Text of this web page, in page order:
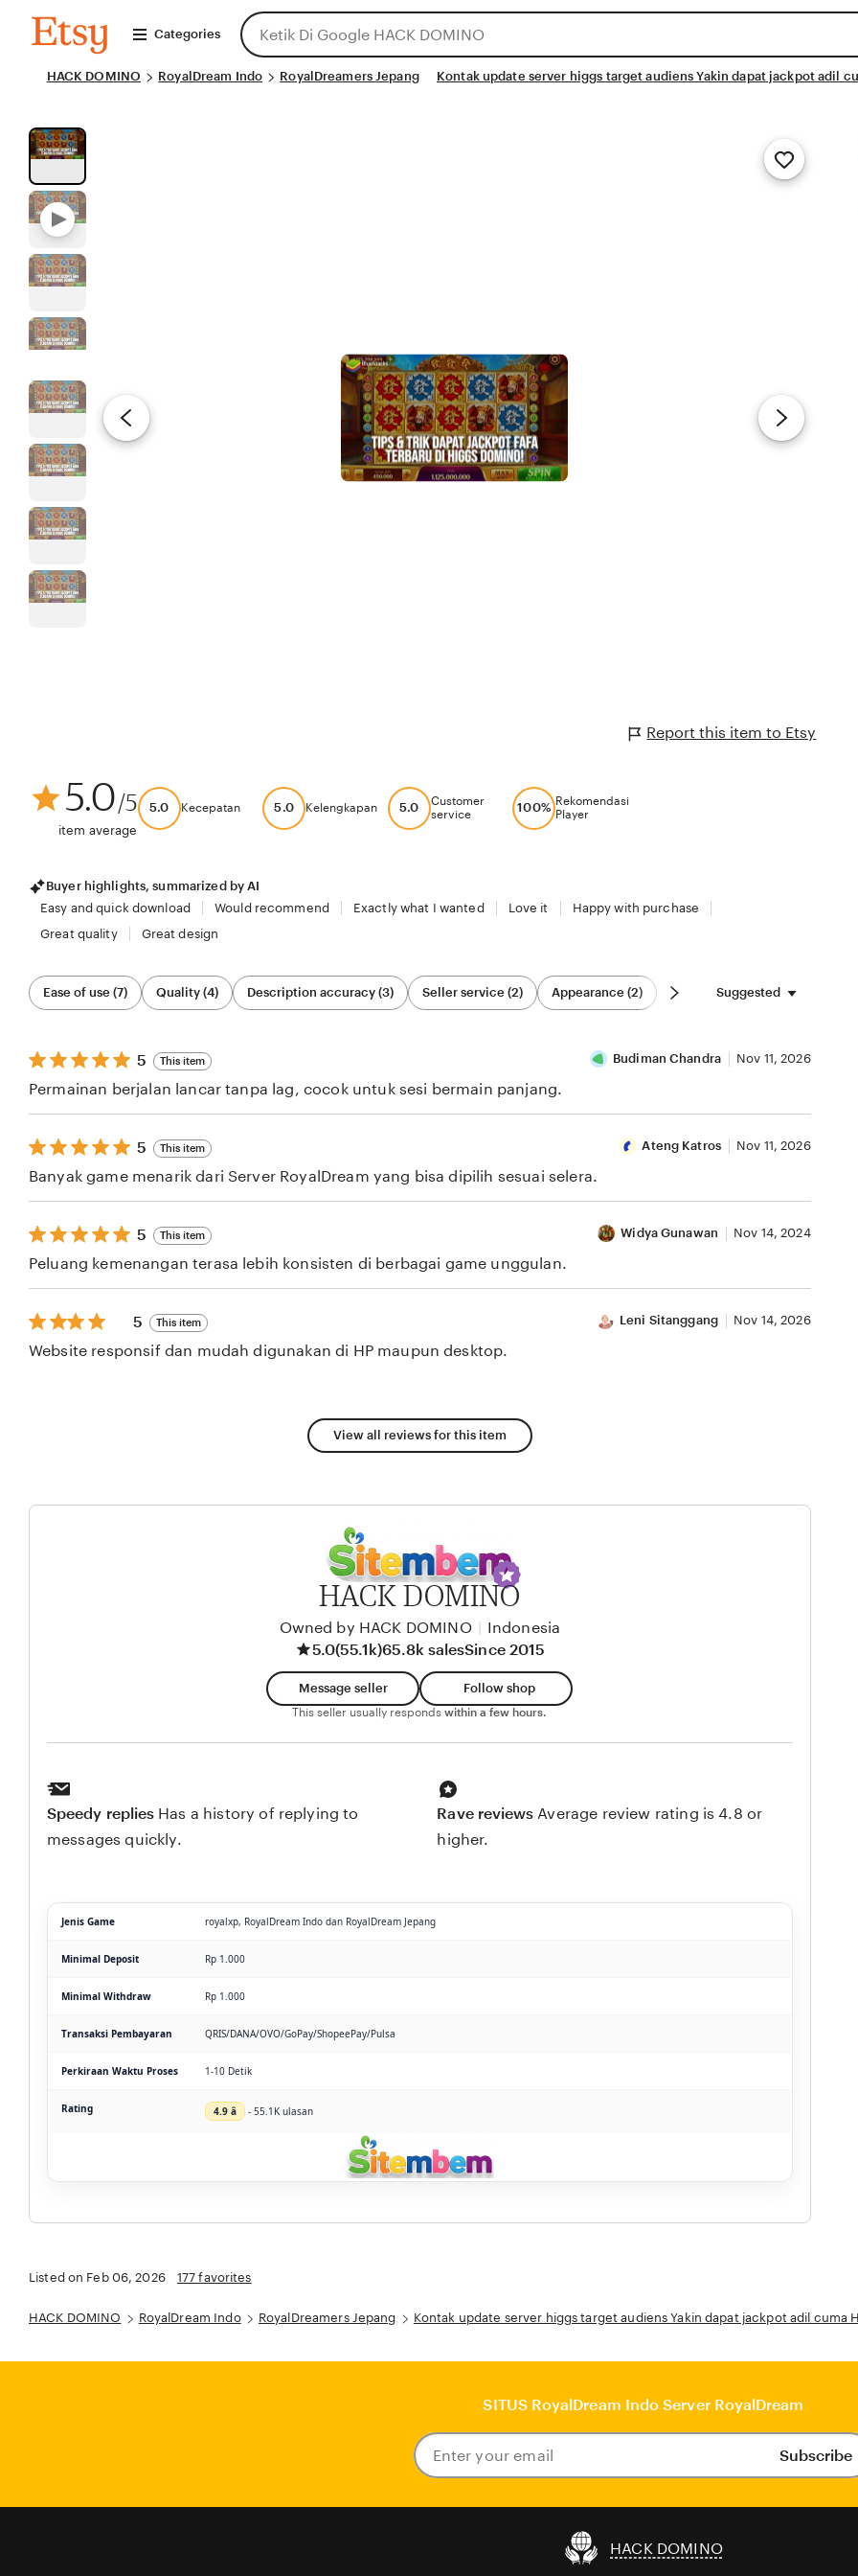
HACK
DOMINO
Categories
Search
for
items
or
to
HACK DOMINO RoyalDream Indo RoyalDreamers Jepang Kontak update server higgs target audiens Yakin dapat jackpot adil
Add
to
Report this item to Etsy
5.0/5
item average
5.0 Kecepatan 5.0 Kelengkapan 5.0
Customer
service
100% Rekomendasi
Player
Buyer highlights, summarized by AI
Easy and quick download
Would recommend Exactly what I wanted Love it
Happy with purchase
Great quality
Great design
Filter
by
category
Ease of use (7) Quality (4) Description accuracy (3) Seller service (2) Appearance (2) Suggested
5
out
of
5 This item Budiman Chandra Nov 11, 2026
Permainan berjalan lancar tanpa lag, cocok untuk sesi bermain panjang.
5
out
of
5 This item Ateng Katros Nov 11, 2026
Banyak game menarik dari Server RoyalDream yang bisa dipilih sesuai selera.
5
out
of
5 This item Widya Gunawan Nov 14, 2024
Peluang kemenangan terasa lebih konsisten di berbagai game unggulan.
5
out
of
5 This item Leni Sitanggang Nov 14, 2026
Website responsif dan mudah digunakan di HP maupun desktop.
View all reviews for this item
HACK DOMINO
Owned by HACK DOMINO
Indonesia
5.0(55.1k)65.8k salesSince 2015
Message seller Follow shop
This seller usually respondswithin a few hours.
Speedy replies Has a history of replying to
messages quickly.
Rave reviews Average review rating is 4.8 or
higher.
Jenis Game royalxp, RoyalDream Indo dan RoyalDream Jepang
Minimal Deposit Rp 1.000
Minimal Withdraw Rp 1.000
Transaksi Pembayaran QRIS/DANA/OVO/GoPay/ShopeePay/Pulsa
Perkiraan Waktu Proses 1-10 Detik
Rating 4.9 â­ - 55.1K ulasan
Listed on Feb 06, 2026 177 favorites
HACK DOMINO RoyalDream Indo RoyalDreamers Jepang Kontak update server higgs target audiens Yakin dapat jackpot adil cuma
SITUS RoyalDream Indo Server RoyalDream
Enter
your
Subscribe
HACK DOMINO